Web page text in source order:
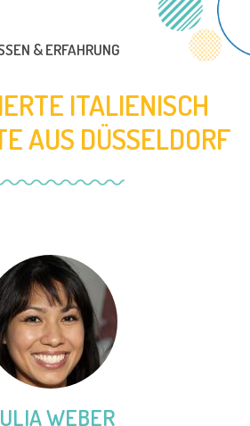
& ERFAHRUNG
ITALIENISCH
AUS DÜSSELDORF
WEBER